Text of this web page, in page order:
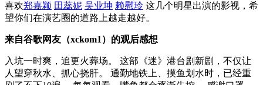
喜欢郑嘉颖 田蕊妮 吴业坤 赖慰玲 这几个明星出演的影视，希
望你们在演艺圈的道路上越走越好。
来自谷歌网友（xckom1）的观后感想
入坑一时爽，追更火葬场。 这部《迷》港台剧新剧，不仅让
人望穿秋水、抓心挠肝。 通勤地铁上、摸鱼划水时，已经重